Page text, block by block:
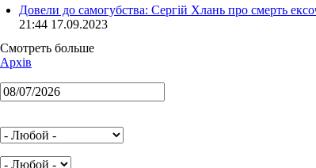
Довели до самогубства: Сергій Хлань про смерть
21:44 17.09.2023
Смотреть больше
Архів